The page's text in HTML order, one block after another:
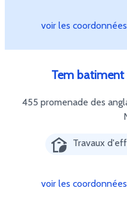
voir les
Tem batiment
455 promenade des
Travaux
voir les